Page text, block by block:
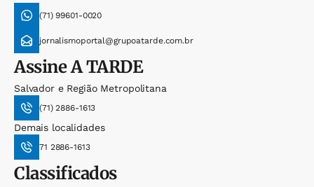
(71) 99601-0020
jornalismoportal@grupoatarde.com.br
AssineA TARDE
Salvador e Região Metropolitana
(71) 2886-1613
Demais localidades
71 2886-1613
Classificados